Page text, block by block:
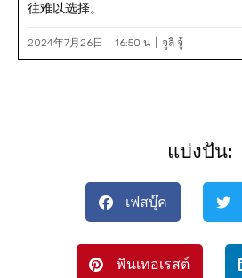
往难以选择。
2024年7月26日 16:50 น จูลี่ จู้
แบ่งปัน:
เฟสบุ๊ค
พินเทอเรสต์